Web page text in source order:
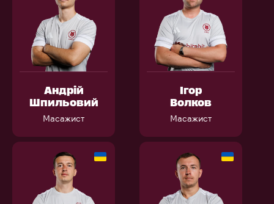
Андрій
Шпильовий
Масажист
Ігор
Волков
Масажист